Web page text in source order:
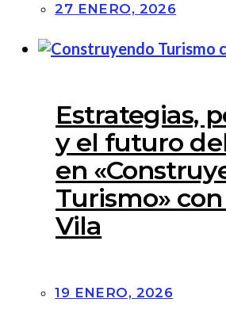
27 ENERO, 2026
Estrategias,
y el futuro
en
Turismo»
Vila
19 ENERO, 2026